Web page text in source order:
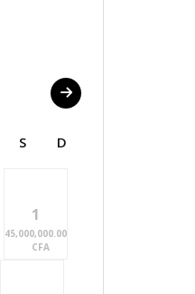
S D
1
45,000,000.00
CFA